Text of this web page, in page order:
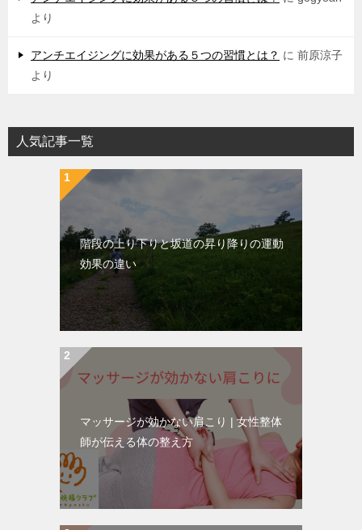
より
アンチエイジングに効果がある５つの習慣とは？ に 前原涼子
より
人気記事一覧
階段の上り下りと坂道の昇り降りの運動
効果の違い
マッサージが効かない肩こり | 女性整体
師が伝える体の整え方